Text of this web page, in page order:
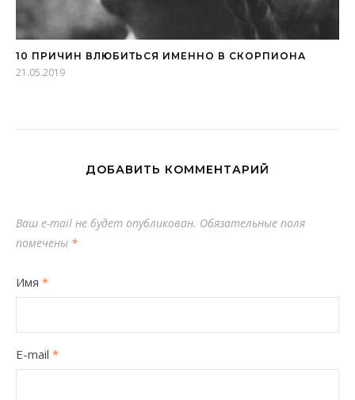
10 ПРИЧИН ВЛЮБИТЬСЯ ИМЕННО В СКОРПИОНА
21.05.2019
ДОБАВИТЬ КОММЕНТАРИЙ
Ваш e-mail не будет опубликован. Обязательные поля
помечены *
Имя *
E-mail *